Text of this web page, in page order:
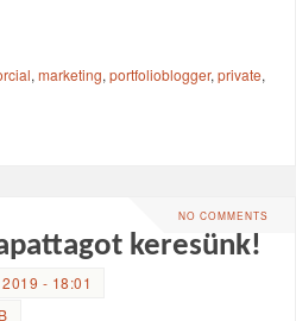
,marketing,portfolioblogger,private,
NO COMMENTS
keresünk!
- 18:01